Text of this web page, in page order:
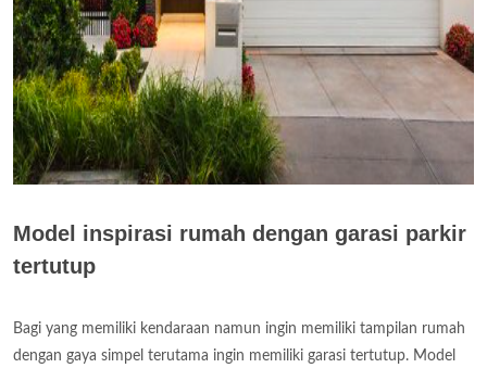
Model inspirasi rumah dengan garasi parkir
tertutup
Bagi yang memiliki kendaraan namun ingin memiliki tampilan rumah
dengan gaya simpel terutama ingin memiliki garasi tertutup. Model